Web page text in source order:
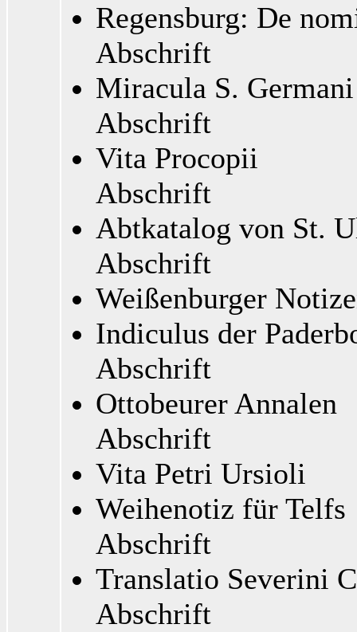
Regensburg: De
Abschrift
Miracula S.
Abschrift
Vita Procopii
Abschrift
Abtkatalog von St.
Abschrift
Weißenburger
Indiculus der
Abschrift
Ottobeurer Annalen
Abschrift
Vita Petri Ursioli
Weihenotiz für Telfs
Abschrift
Translatio Severini
Abschrift